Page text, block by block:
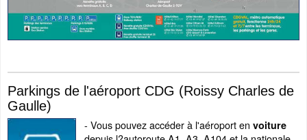
Parkings de l'aéroport CDG (Roissy Charles de
Gaulle)
- Vous pouvez accéder à l'aéroport en voiture